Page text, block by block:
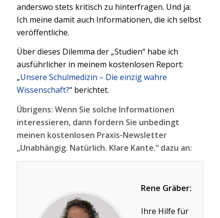
anderswo stets kritisch zu hinterfragen. Und ja:
Ich meine damit auch Informationen, die ich selbst
veröffentliche.
Über dieses Dilemma der „Studien“ habe ich
ausführlicher in meinem kostenlosen Report:
„Unsere Schulmedizin – Die einzig wahre
Wissenschaft?“ berichtet.
Übrigens: Wenn Sie solche Informationen
interessieren, dann fordern Sie unbedingt
meinen kostenlosen Praxis-Newsletter
„Unabhängig. Natürlich. Klare Kante.“ dazu an:
Rene Gräber:
Ihre Hilfe für